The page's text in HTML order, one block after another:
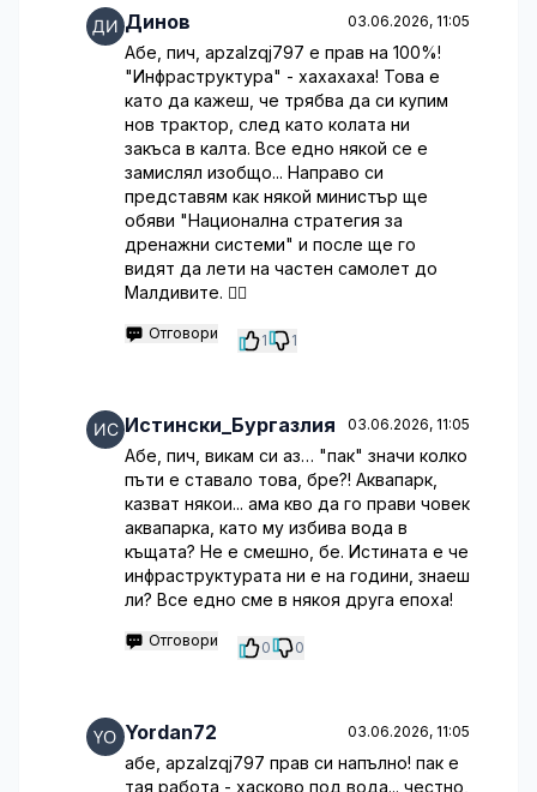
Динов 03.06.2026, 11:05
Абе, пич, apzalzqj797 е прав на 100%!
"Инфраструктура" - хахахаха! Това е
като да кажеш, че трябва да си купим
нов трактор, след като колата ни
закъса в калта. Все едно някой се е
замислял изобщо... Направо си
представям как някой министър ще
обяви "Национална стратегия за
дренажни системи" и после ще го
видят да лети на частен самолет до
Малдивите. 🤦‍♂️
Отговори 1 1
Истински_Бургазлия 03.06.2026, 11:05
Абе, пич, викам си аз… "пак" значи колко
пъти е ставало това, бре?! Аквапарк,
казват някои... ама кво да го прави човек
аквапарка, като му избива вода в
къщата? Не е смешно, бе. Истината е че
инфраструктурата ни е на години, знаеш
ли? Все едно сме в някоя друга епоха!
Отговори 0 0
Yordan72 03.06.2026, 11:05
абе, apzalzqj797 прав си напълно! пак е
тая работа - хасково под вода... честно,